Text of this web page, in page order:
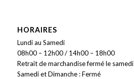
HORAIRES
Lundi au Samedi
08h00 – 12h00 / 14h00 – 18h00
Retrait de marchandise fermé le samedi
Samedi et Dimanche : Fermé